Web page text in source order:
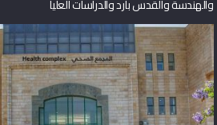
والهندسة والقدس بارد والدراسات العليا